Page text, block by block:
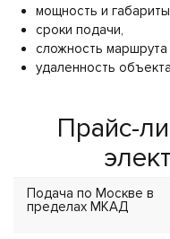
мощность и
сроки подачи,
сложность
удаленность
Прайс-
Подача по Москве в
пределах МКАД